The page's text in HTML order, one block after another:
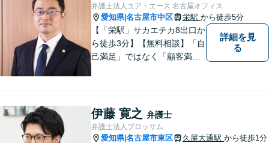
弁護士法人ユア・エース 名古屋オフィス
愛知県|名古屋市中区 栄駅 から徒歩5分
【「栄駅」サカエチカ8出口か
ら徒歩3分】【無料相談】「自
己満足」ではなく「顧客満
本当に求める最高の結果にこ
だわり続けたいと考えており
ます。 お気軽にご相談くださ
詳細を見
る
伊藤 寛之 弁護士
弁護士法人ブロッサム
愛知県|名古屋市東区 久屋大通駅 から徒歩1分